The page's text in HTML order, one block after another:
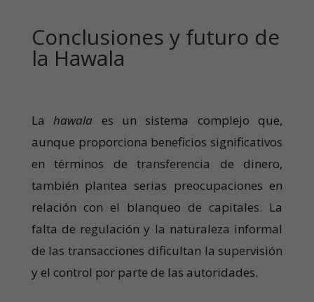
Conclusiones y futuro de
la Hawala
Lahawala es un sistema complejo que,
aunque proporciona beneficios significativos
en términos de transferencia de dinero,
también plantea serias preocupaciones en
relación con el blanqueo de capitales. La
falta de regulación y la naturaleza informal
de las transacciones dificultan la supervisión
y el control por parte de las autoridades.